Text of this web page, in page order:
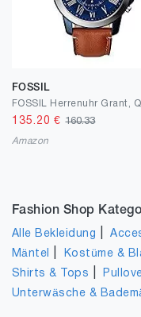
FOSSIL
135.20 €160.33
Amazon
Fashion Shop
Alle Bekleidung |
Mäntel Kostüme &
Shirts & Tops
Unterwäsche &